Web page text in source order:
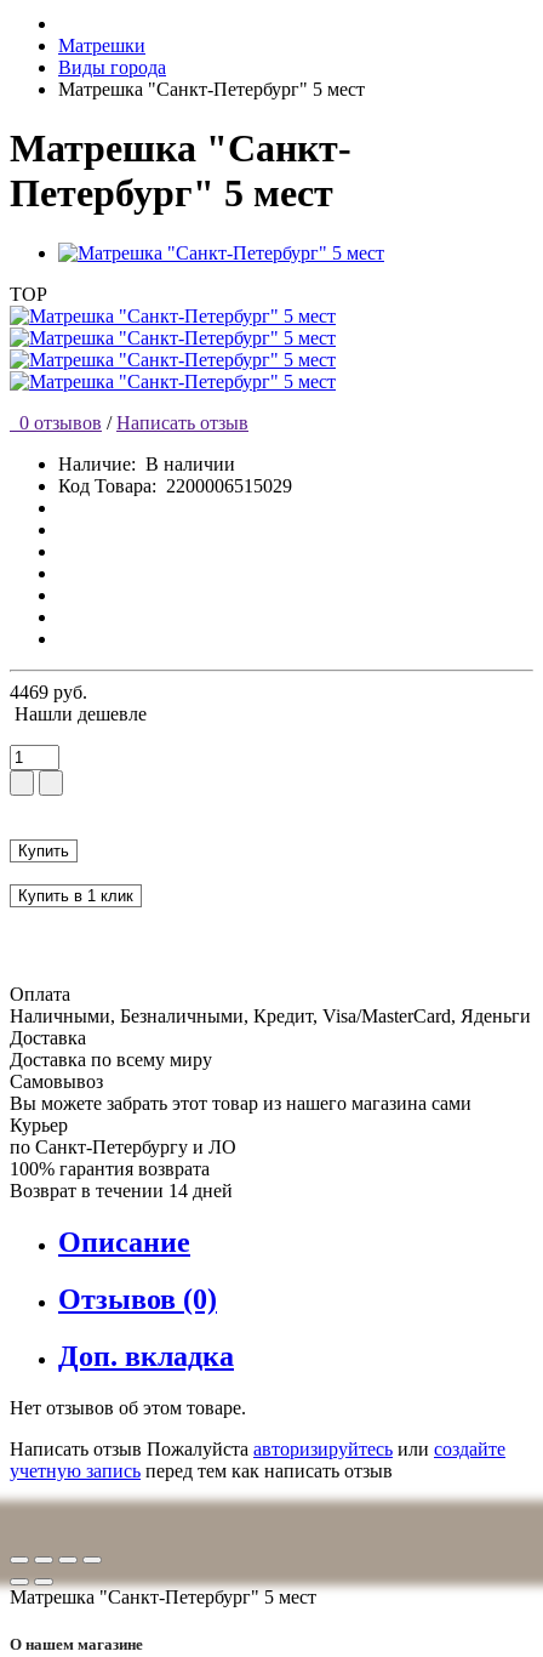
Матрешки
Виды города
Матрешка "Санкт-Петербург" 5 мест
Матрешка "Санкт-
Петербург" 5 мест
TOP
0 отзывов / Написать отзыв
Наличие: В наличии
Код Товара: 2200006515029
4469 руб.
Нашли дешевле
Купить
Купить в 1 клик
Оплата
Наличными, Безналичными, Кредит, Visa/MasterCard, Яденьги
Доставка
Доставка по всему миру
Самовывоз
Вы можете забрать этот товар из нашего магазина сами
Курьер
по Санкт-Петербургу и ЛО
100% гарантия возврата
Возврат в течении 14 дней
Описание
Отзывов (0)
Доп. вкладка
Нет отзывов об этом товаре.
Написать отзыв Пожалуйста авторизируйтесь или создайте
учетную запись перед тем как написать отзыв
Матрешка "Санкт-Петербург" 5 мест
О нашем магазине